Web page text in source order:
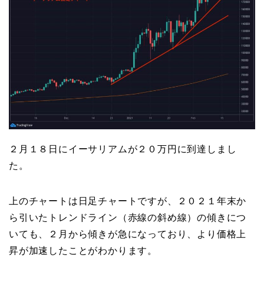
２月１８日にイーサリアムが２０万円に到達しまし
た。
上のチャートは日足チャートですが、２０２１年末か
ら引いたトレンドライン（赤線の斜め線）の傾きにつ
いても、２月から傾きが急になっており、より価格上
昇が加速したことがわかります。